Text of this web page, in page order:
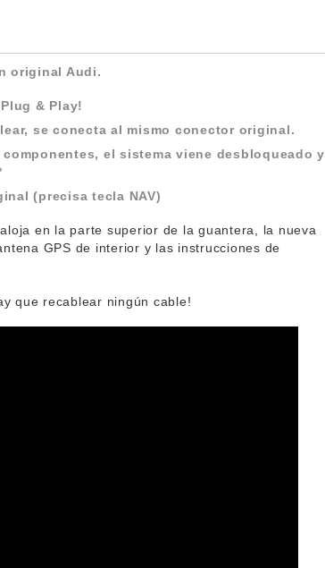
original Audi.
& Play!
se conecta al mismo conector original.
el sistema viene desbloqueado y
(precisa tecla NAV)
en la parte superior de la guantera, la nueva
GPS de interior y las instrucciones de
que recablear ningún cable!